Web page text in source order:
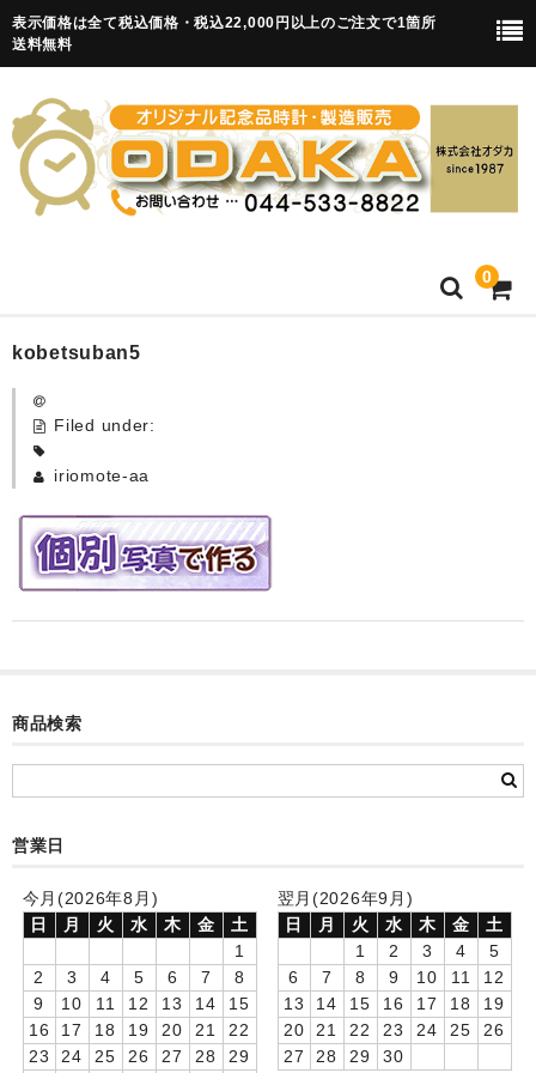
表示価格は全て税込価格・税込22,000円以上のご注文で1箇所
送料無料
0
HOME
卒園記念品
カード付フォトフレームクロック(集合)
メロディ時計(個別)
知育時計
お絵かきギャラリー
自作オリジナル時計
kobetsuban5
Filed under:
iriomote-aa
商品検索
営業日
今月(2026年8月)
日
月 火 水 木 金
土
1
2
3 4 5 6 7
8
9
10 11 12 13 14
15
16
17 18 19 20 21
22
23
24 25 26 27 28 29
翌月(2026年9月)
日
月 火 水 木 金
土
1
2 3 4
5
6
7 8 9 10 11
12
13
14 15 16 17 18
19
20
21 22 23 24 25
26
27
28 29 30